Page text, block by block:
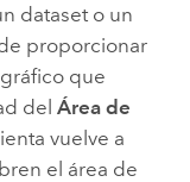
dataset o un
proporcionar
que
del Área de
vuelve a
el área de